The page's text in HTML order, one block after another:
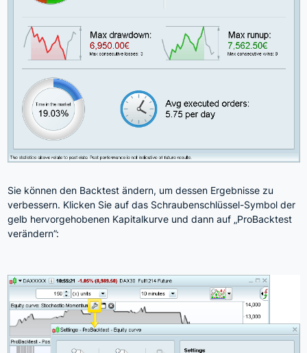
Sie können den Backtest ändern, um dessen Ergebnisse zu
verbessern. Klicken Sie auf das Schraubenschlüssel-Symbol der
gelb hervorgehobenen Kapitalkurve und dann auf „ProBacktest
verändern”: